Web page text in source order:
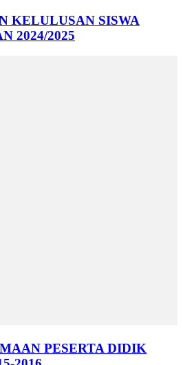
KELULUSAN SISWA
2024/2025
PESERTA DIDIK